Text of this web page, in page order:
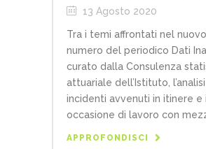
13 Agosto 2020
Tra i temi affrontati nel nuovo
numero del periodico Dati
curato dalla Consulenza
attuariale dell’Istituto,
incidenti avvenuti in itinere e
occasione di lavoro con
APPROFONDISCI